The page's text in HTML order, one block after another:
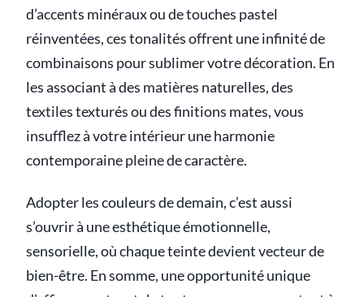
d’accents minéraux ou de touches pastel
réinventées, ces tonalités offrent une infinité de
combinaisons pour sublimer votre décoration. En
les associant à des matières naturelles, des
textiles texturés ou des finitions mates, vous
insufflez à votre intérieur une harmonie
contemporaine pleine de caractère.
Adopter les couleurs de demain, c’est aussi
s’ouvrir à une esthétique émotionnelle,
sensorielle, où chaque teinte devient vecteur de
bien-être. En somme, une opportunité unique